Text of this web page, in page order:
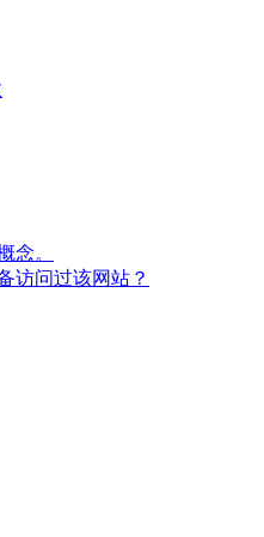
念。
访问过该网站？